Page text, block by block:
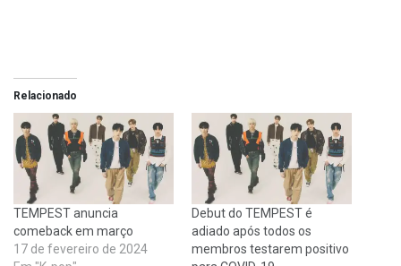
Relacionado
TEMPEST anuncia
comeback em março
17 de fevereiro de 2024
Debut do TEMPEST é
adiado após todos os
membros testarem positivo